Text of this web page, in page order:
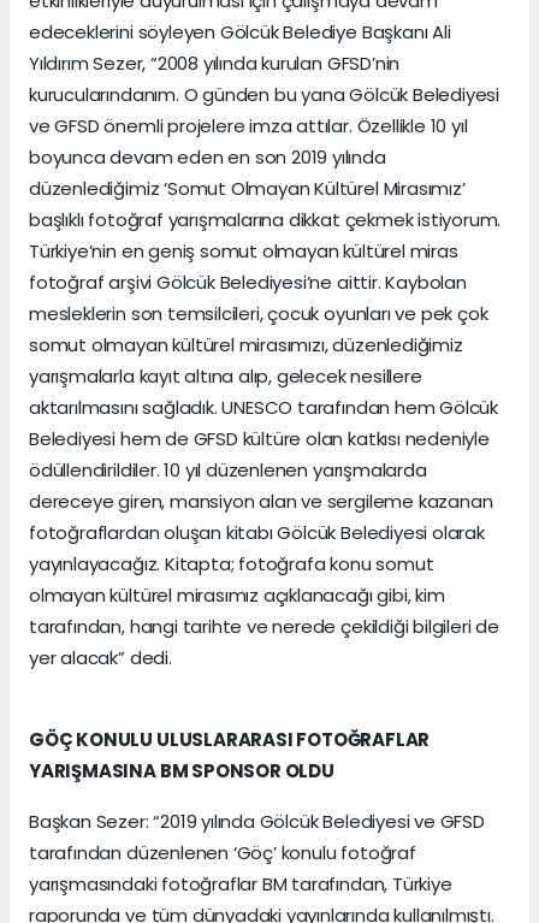
edeceklerini söyleyen Gölcük Belediye Başkanı Ali
Yıldırım Sezer, “2008 yılında kurulan GFSD’nin
kurucularındanım. O günden bu yana Gölcük Belediyesi
ve GFSD önemli projelere imza attılar. Özellikle 10 yıl
boyunca devam eden en son 2019 yılında
düzenlediğimiz ‘Somut Olmayan Kültürel Mirasımız’
başlıklı fotoğraf yarışmalarına dikkat çekmek istiyorum.
Türkiye’nin en geniş somut olmayan kültürel miras
fotoğraf arşivi Gölcük Belediyesi’ne aittir. Kaybolan
mesleklerin son temsilcileri, çocuk oyunları ve pek çok
somut olmayan kültürel mirasımızı, düzenlediğimiz
yarışmalarla kayıt altına alıp, gelecek nesillere
aktarılmasını sağladık. UNESCO tarafından hem Gölcük
Belediyesi hem de GFSD kültüre olan katkısı nedeniyle
ödüllendirildiler. 10 yıl düzenlenen yarışmalarda
dereceye giren, mansiyon alan ve sergileme kazanan
fotoğraflardan oluşan kitabı Gölcük Belediyesi olarak
yayınlayacağız. Kitapta; fotoğrafa konu somut
olmayan kültürel mirasımız açıklanacağı gibi, kim
tarafından, hangi tarihte ve nerede çekildiği bilgileri de
yer alacak” dedi.
GÖÇ KONULU ULUSLARARASI FOTOĞRAFLAR
YARIŞMASINA BM SPONSOR OLDU
Başkan Sezer: “2019 yılında Gölcük Belediyesi ve GFSD
tarafından düzenlenen ‘Göç’ konulu fotoğraf
yarışmasındaki fotoğraflar BM tarafından, Türkiye
raporunda ve tüm dünyadaki yayınlarında kullanılmıştı.